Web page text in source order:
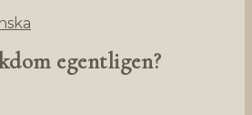
egentligen?